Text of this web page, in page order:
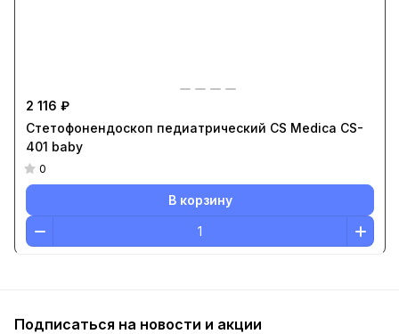
2 116 ₽
Стетофонендоскоп педиатрический CS Medica CS-
401 baby
0
В корзину
Подписаться на новости и акции